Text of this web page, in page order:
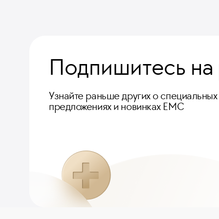
Подпишитесь
Узнайте раньше других о специальных
предложениях и новинках ЕМС